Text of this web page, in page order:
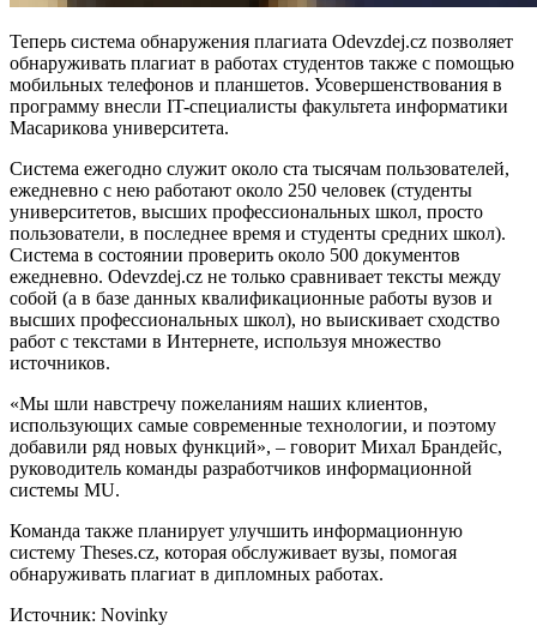
Теперь система обнаружения плагиата Odevzdej.cz позволяет
обнаруживать плагиат в работах студентов также с помощью
мобильных телефонов и планшетов. Усовершенствования в
программу внесли IT-специалисты факультета информатики
Масарикова университета.
Система ежегодно служит около ста тысячам пользователей,
ежедневно с нею работают около 250 человек (студенты
университетов, высших профессиональных школ, просто
пользователи, в последнее время и студенты средних школ).
Система в состоянии проверить около 500 документов
ежедневно. Odevzdej.cz не только сравнивает тексты между
собой (а в базе данных квалификационные работы вузов и
высших профессиональных школ), но выискивает сходство
работ с текстами в Интернете, используя множество
источников.
«Мы шли навстречу пожеланиям наших клиентов,
использующих самые современные технологии, и поэтому
добавили ряд новых функций», – говорит Михал Брандейс,
руководитель команды разработчиков информационной
системы MU.
Команда также планирует улучшить информационную
систему Theses.cz, которая обслуживает вузы, помогая
обнаруживать плагиат в дипломных работах.
Источник: Novinky